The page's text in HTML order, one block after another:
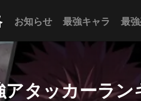
お知らせ 最強キャラ 最
タッカーラン